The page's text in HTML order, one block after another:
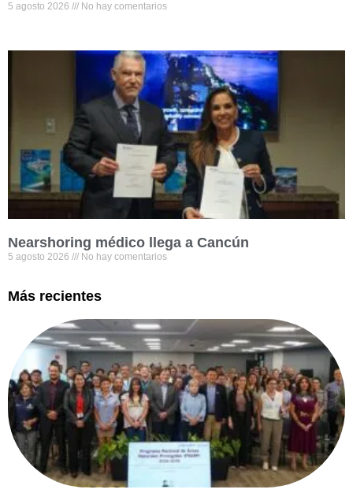
5 agosto 2026 No hay comentarios
Nearshoring médico llega a Cancún
5 agosto 2026 No hay comentarios
Más recientes